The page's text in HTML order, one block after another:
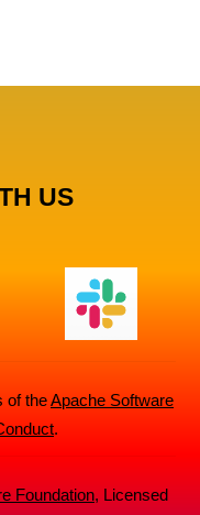
US
of theApache Software
.
Foundation, Licensed